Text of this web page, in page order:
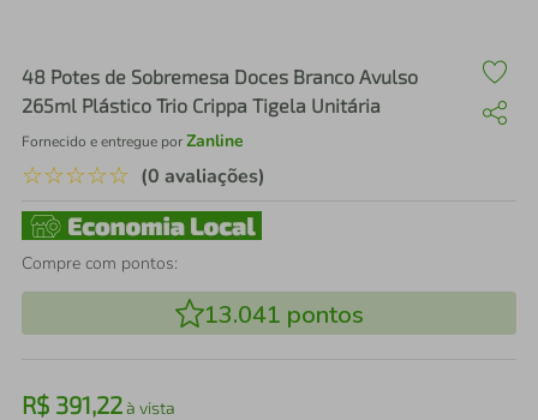
48 Potes de Sobremesa Doces Branco Avulso
265ml Plástico Trio Crippa Tigela Unitária
Fornecido e entregue porZanline
☆☆☆☆☆ (0 avaliações)
Compre com pontos:
13.041 pontos
R$ 391,22à vista